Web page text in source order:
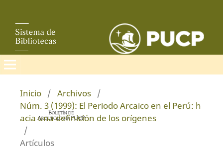
Inicio / Archivos /
Núm. 3 (1999): El Periodo Arcaico en el Perú: h
acia una definición de los orígenes
/
Artículos